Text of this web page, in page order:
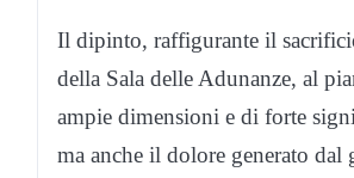
Il dipinto, raffigurante il
della Sala delle Adunanze, al
ampie dimensioni e di forte
ma anche il dolore generato